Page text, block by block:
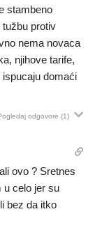
stambeno
protiv
nema novaca
njihove tarife,
domaći
odgovore (1)
ovo ? Sretnes
u celo jer su
bez da itko